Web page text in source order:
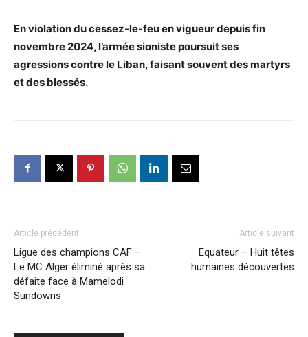
En violation du cessez-le-feu en vigueur depuis fin
novembre 2024, l’armée sioniste poursuit ses
agressions contre le Liban, faisant souvent des martyrs
et des blessés.
Article précédent
Ligue des champions CAF –
Le MC Alger éliminé après sa
défaite face à Mamelodi
Sundowns
Article suivant
Equateur – Huit têtes
humaines découvertes